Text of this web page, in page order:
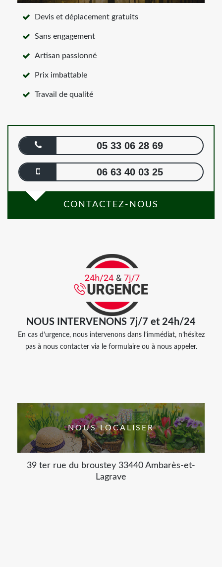
Devis et déplacement gratuits
Sans engagement
Artisan passionné
Prix imbattable
Travail de qualité
05 33 06 28 69
06 63 40 03 25
CONTACTEZ-NOUS
NOUS INTERVENONS 7j/7 et 24h/24
En cas d’urgence, nous intervenons dans l’immédiat, n’hésitez
pas à nous contacter via le formulaire ou à nous appeler.
NOUS LOCALISER
39 ter rue du broustey 33440 Ambarès-et-
Lagrave